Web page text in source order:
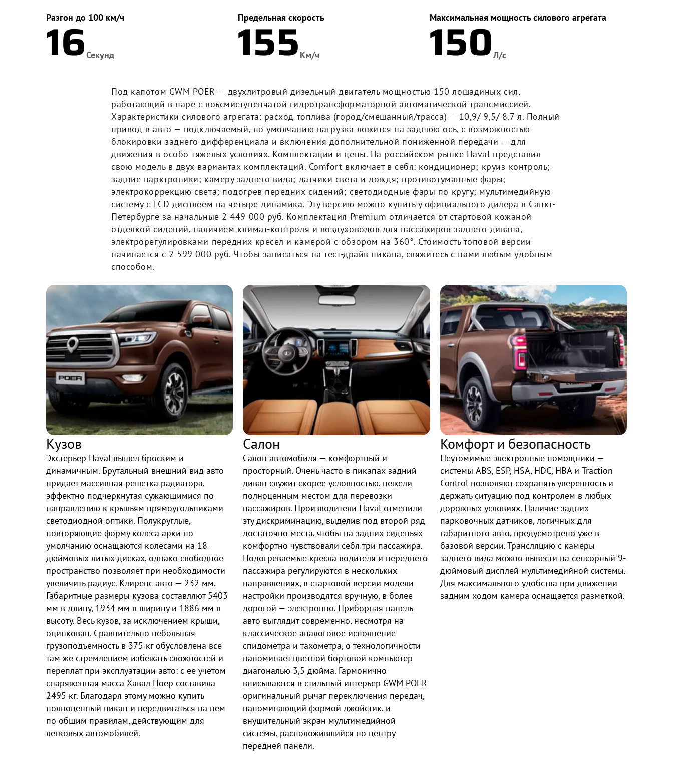
Разгон до 100 км/ч
16Секунд
Предельная скорость
155 Км/ч
Максимальная мощность силового агрегата
150Л/с
Под капотом GWM POER — двухлитровый дизельный двигатель мощностью 150 лошадиных сил,
работающий в паре с воьсмиступенчатой гидротрансформаторной автоматической трансмиссией.
Характеристики силового агрегата: расход топлива (город/смешанный/трасса) — 10,9/ 9,5/ 8,7 л. Полный
привод в авто — подключаемый, по умолчанию нагрузка ложится на заднюю ось, с возможностью
блокировки заднего дифференциала и включения дополнительной пониженной передачи — для
движения в особо тяжелых условиях. Комплектации и цены. На российском рынке Haval представил
свою модель в двух вариантах комплектаций. Comfort включает в себя: кондиционер; круиз-контроль;
задние парктроники; камеру заднего вида; датчики света и дождя; противотуманные фары;
электрокоррекцию света; подогрев передних сидений; светодиодные фары по кругу; мультимедийную
систему с LCD дисплеем на четыре динамика. Эту версию можно купить у официального дилера в Санкт-
Петербурге за начальные 2 449 000 руб. Комплектация Premium отличается от стартовой кожаной
отделкой сидений, наличием климат-контроля и воздуховодов для пассажиров заднего дивана,
электрорегулировками передних кресел и камерой с обзором на 360°. Стоимость топовой версии
начинается с 2 599 000 руб. Чтобы записаться на тест-драйв пикапа, свяжитесь с нами любым удобным
способом.
Кузов
Экстерьер Haval вышел броским и
динамичным. Брутальный внешний вид авто
придает массивная решетка радиатора,
эффектно подчеркнутая сужающимися по
направлению к крыльям прямоугольниками
светодиодной оптики. Полукруглые,
повторяющие форму колеса арки по
умолчанию оснащаются колесами на 18-
дюймовых литых дисках, однако свободное
пространство позволяет при необходимости
увеличить радиус. Клиренс авто — 232 мм.
Габаритные размеры кузова составляют 5403
мм в длину, 1934 мм в ширину и 1886 мм в
высоту. Весь кузов, за исключением крыши,
оцинкован. Сравнительно небольшая
грузоподъемность в 375 кг обусловлена все
там же стремлением избежать сложностей и
переплат при эксплуатации авто: с ее учетом
снаряженная масса Хавал Поер составила
2495 кг. Благодаря этому можно купить
полноценный пикап и передвигаться на нем
по общим правилам, действующим для
легковых автомобилей.
Салон
Салон автомобиля — комфортный и
просторный. Очень часто в пикапах задний
диван служит скорее условностью, нежели
полноценным местом для перевозки
пассажиров. Производители Haval отменили
эту дискриминацию, выделив под второй ряд
достаточно места, чтобы на задних сиденьях
комфортно чувствовали себя три пассажира.
Подогреваемые кресла водителя и переднего
пассажира регулируются в нескольких
направлениях, в стартовой версии модели
настройки производятся вручную, в более
дорогой — электронно. Приборная панель
авто выглядит современно, несмотря на
классическое аналоговое исполнение
спидометра и тахометра, о технологичности
напоминает цветной бортовой компьютер
диагональю 3,5 дюйма. Гармонично
вписываются в стильный интерьер GWM POER
оригинальный рычаг переключения передач,
напоминающий формой джойстик, и
внушительный экран мультимедийной
системы, расположившийся по центру
передней панели.
Комфорт и безопасность
Неутомимые электронные помощники —
системы ABS, ESP, HSA, HDC, HBA и Traction
Control позволяют сохранять уверенность и
держать ситуацию под контролем в любых
дорожных условиях. Наличие задних
парковочных датчиков, логичных для
габаритного авто, предусмотрено уже в
базовой версии. Трансляцию с камеры
заднего вида можно вывести на сенсорный 9-
дюймовый дисплей мультимедийной системы.
Для максимального удобства при движении
задним ходом камера оснащается разметкой.